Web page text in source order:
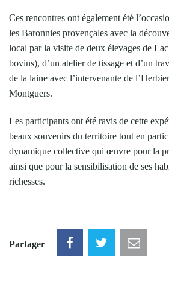
Ces rencontres ont également été
les Baronnies provençales avec la
local par la visite de deux élevages de
bovins), d’un atelier de tissage et d’un
de la laine avec l’intervenante de
Montguers.
Les participants ont été ravis de cette
beaux souvenirs du territoire tout en
dynamique collective qui œuvre pour la
ainsi que pour la sensibilisation de ses
richesses.
Partager